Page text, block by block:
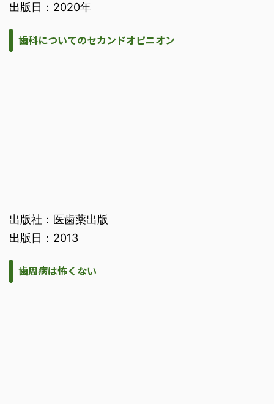
出版日：2020年
歯科についてのセカンドオピニオン
出版社：医歯薬出版
出版日：2013
歯周病は怖くない